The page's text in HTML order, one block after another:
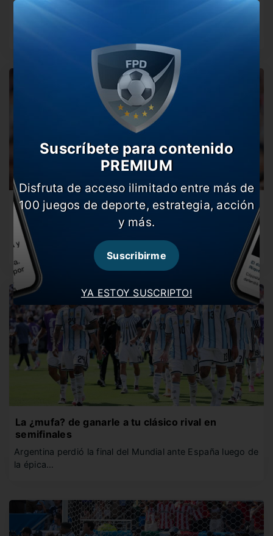
Mundiales
Paredes vuelve al país: ¿juega ante O’Higgins?
El capitán de Boca regresa tras su participación en el
Mundial y…
La ¿mufa? de ganarle a tu clásico rival en
semifinales
Argentina perdió la final del Mundial ante España luego de
la épica…
YA ESTOY SUSCRIPTO!
Suscríbete para contenido
PREMIUM
Disfruta de acceso ilimitado entre más de
100 juegos de deporte, estrategia, acción
y más.
Suscribirme